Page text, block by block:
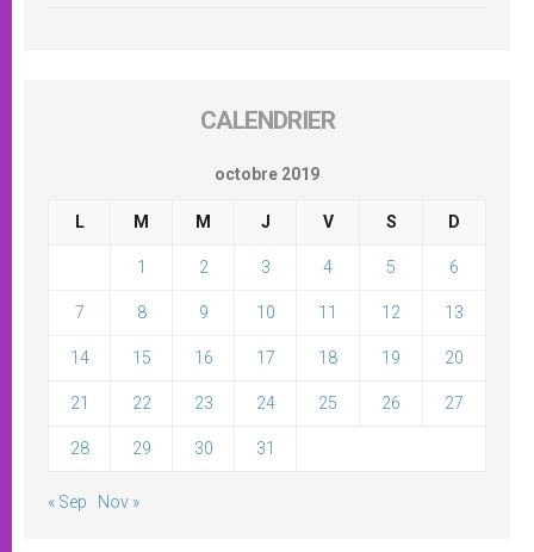
CALENDRIER
octobre 2019
L M M J V S D
1 2 3 4 5 6
7 8 9 10 11 12 13
14 15 16 17 18 19 20
21 22 23 24 25 26 27
28 29 30 31
« Sep Nov »